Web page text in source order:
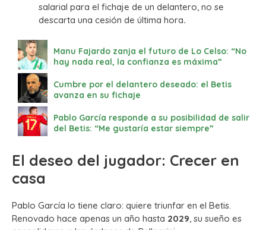
salarial para el fichaje de un delantero, no se
descarta una cesión de última hora.
Manu Fajardo zanja el futuro de Lo Celso: “No
hay nada real, la confianza es máxima”
Cumbre por el delantero deseado: el Betis
avanza en su fichaje
Pablo García responde a su posibilidad de salir
del Betis: “Me gustaría estar siempre”
El deseo del jugador: Crecer en
casa
Pablo García lo tiene claro: quiere triunfar en el Betis.
Renovado hace apenas un año hasta 2029, su sueño es